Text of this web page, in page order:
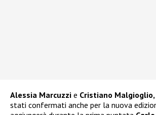
Alessia Marcuzzi e Cristiano Malgioglio,
stati confermati anche per la nuova